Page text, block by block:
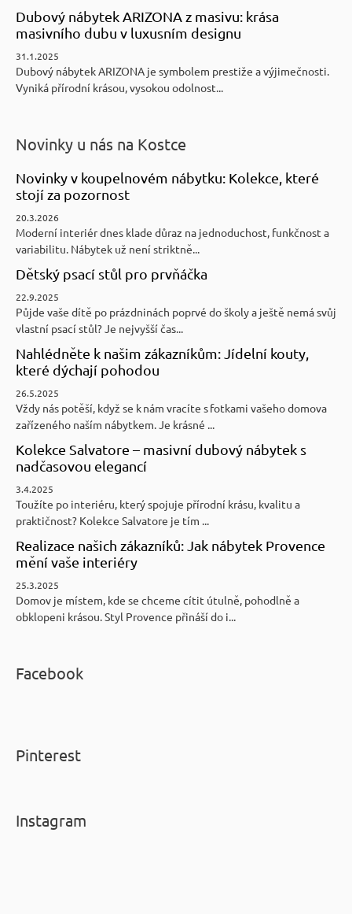
Dubový nábytek ARIZONA z masivu: krása
masivního dubu v luxusním designu
31.1.2025
Dubový nábytek ARIZONA je symbolem prestiže a výjimečnosti.
Vyniká přírodní krásou, vysokou odolnost...
Novinky u nás na Kostce
Novinky v koupelnovém nábytku: Kolekce, které
stojí za pozornost
20.3.2026
Moderní interiér dnes klade důraz na jednoduchost, funkčnost a
variabilitu. Nábytek už není striktně...
Dětský psací stůl pro prvňáčka
22.9.2025
Půjde vaše dítě po prázdninách poprvé do školy a ještě nemá svůj
vlastní psací stůl? Je nejvyšší čas...
Nahlédněte k našim zákazníkům: Jídelní kouty,
které dýchají pohodou
26.5.2025
Vždy nás potěší, když se k nám vracíte s fotkami vašeho domova
zařízeného naším nábytkem. Je krásné ...
Kolekce Salvatore – masivní dubový nábytek s
nadčasovou elegancí
3.4.2025
Toužíte po interiéru, který spojuje přírodní krásu, kvalitu a
praktičnost? Kolekce Salvatore je tím ...
Realizace našich zákazníků: Jak nábytek Provence
mění vaše interiéry
25.3.2025
Domov je místem, kde se chceme cítit útulně, pohodlně a
obklopeni krásou. Styl Provence přináší do i...
Facebook
Pinterest
Instagram